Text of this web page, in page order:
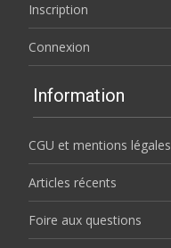
Inscription
Connexion
Information
CGU et mentions légales
Articles récents
Foire aux questions